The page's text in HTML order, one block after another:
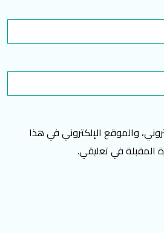
والموقع الإلكتروني في هذا
المقبلة في تعليقي.